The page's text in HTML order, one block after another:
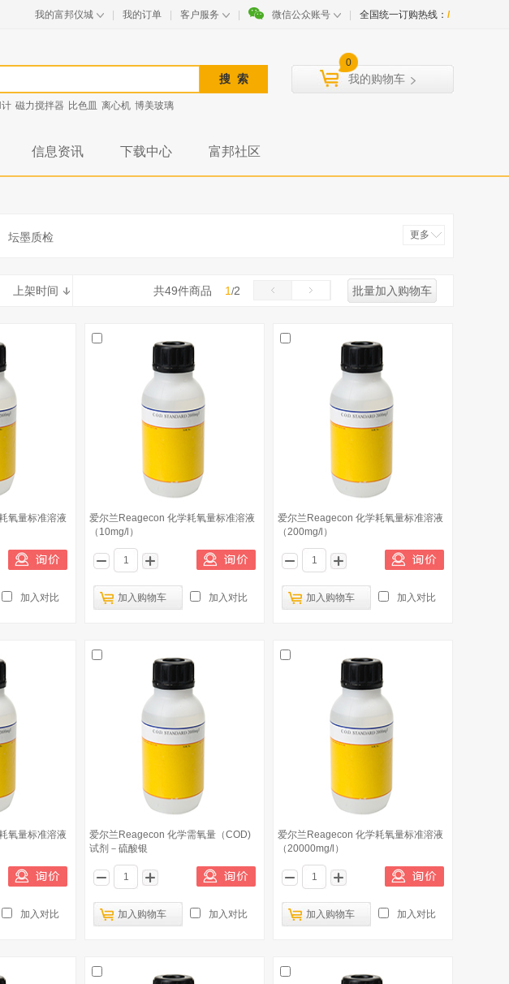
我的富邦仪城 我的订单 客户服务 微信公众账号 全国统一订购热线： /
计 磁力搅拌器 比色皿 离心机 博美玻璃
0
我的购物车
信息资讯 下载中心 富邦社区
坛墨质检
更多
上架时间 共49件商品 1 /2 批量加入购物车
氧量标准溶液
加入对比
爱尔兰Reagecon 化学耗氧量标准溶液
（10mg/l）
加入购物车 加入对比
爱尔兰Reagecon 化学耗氧量标准溶液
（200mg/l）
加入购物车 加入对比
氧量标准溶液
加入对比
爱尔兰Reagecon 化学需氧量（COD)
试剂－硫酸银
加入购物车 加入对比
爱尔兰Reagecon 化学耗氧量标准溶液
（20000mg/l）
加入购物车 加入对比